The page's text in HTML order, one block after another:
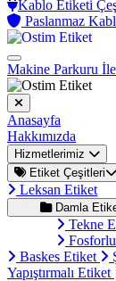
Kablo Etiketi
Paslanmaz
Makine Parkuru
Anasayfa
Hakkımızda
Hizmetlerimiz
Etiket Çeşitleri
Leksan Etiket
Damla
Tekne
Baskes Etiket
Yapıştırmalı Etiket